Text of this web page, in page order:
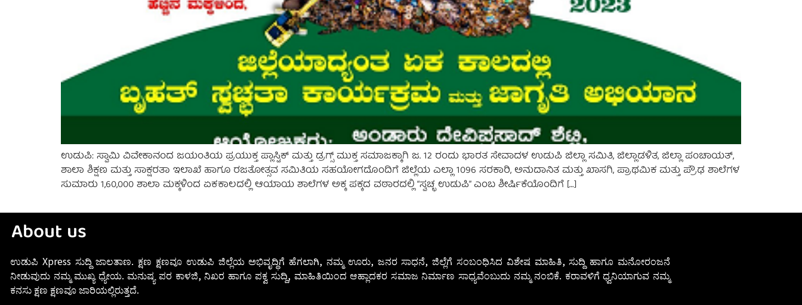
ಉಡುಪಿ: ಸ್ವಾಮಿ ವಿವೇಕಾನಂದ ಜಯಂತಿಯ ಪ್ರಯುಕ್ತ ಪ್ಲಾಸ್ಟಿಕ್ ಮತ್ತು ಡ್ರಗ್ಸ್ ಮುಕ್ತ ಸಮಾಜಕ್ಕಾಗಿ ಜ. 12 ರಂದು ಭಾರತ ಸೇವಾದಳ ಉಡುಪಿ ಜಿಲ್ಲಾ ಸಮಿತಿ, ಜಿಲ್ಲಾಡಳಿತ, ಜಿಲ್ಲಾ ಪಂಚಾಯತ್,
ಶಾಲಾ ಶಿಕ್ಷಣ ಮತ್ತು ಸಾಕ್ಷರತಾ ಇಲಾಖೆ ಹಾಗೂ ರಜತೋತ್ಸವ ಸಮಿತಿಯ ಸಹಯೋಗದೊಂದಿಗೆ ಜಿಲ್ಲೆಯ ಎಲ್ಲಾ 1096 ಸರಕಾರಿ, ಅನುದಾನಿತ ಮತ್ತು ಖಾಸಗಿ, ಪ್ರಾಥಮಿಕ ಮತ್ತು ಪ್ರೌಢ ಶಾಲೆಗಳ
ಸುಮಾರು 1,60,000 ಶಾಲಾ ಮಕ್ಕಳಿಂದ ಏಕಕಾಲದಲ್ಲಿ ಆಯಾಯ ಶಾಲೆಗಳ ಅಕ್ಕ ಪಕ್ಕದ ವಠಾರದಲ್ಲಿ “ಸ್ವಚ್ಛ ಉಡುಪಿ” ಎಂಬ ಶೀರ್ಷಿಕೆಯೊಂದಿಗೆ […]
About us
ಉಡುಪಿ Xpress ಸುದ್ದಿ ಜಾಲತಾಣ. ಕ್ಷಣ ಕ್ಷಣವೂ ಉಡುಪಿ ಜಿಲ್ಲೆಯ ಅಭಿವೃದ್ಧಿಗೆ ಹೆಗಲಾಗಿ, ನಮ್ಮ ಊರು, ಜನರ ಸಾಧನೆ, ಜಿಲ್ಲೆಗೆ ಸಂಬಂಧಿಸಿದ ವಿಶೇಷ ಮಾಹಿತಿ, ಸುದ್ದಿ ಹಾಗೂ ಮನೋರಂಜನೆ
ನೀಡುವುದು ನಮ್ಮ ಮುಖ್ಯ ಧ್ಯೇಯ. ಮನುಷ್ಯ ಪರ ಕಾಳಜಿ, ನಿಖರ ಹಾಗೂ ಪಕ್ವ ಸುದ್ದಿ, ಮಾಹಿತಿಯಿಂದ ಆಹ್ಲಾದಕರ ಸಮಾಜ ನಿರ್ಮಾಣ ಸಾಧ್ಯವೆಂಬುದು ನಮ್ಮ ನಂಬಿಕೆ. ಕರಾವಳಿಗೆ ಧ್ವನಿಯಾಗುವ ನಮ್ಮ
ಕನಸು ಕ್ಷಣ ಕ್ಷಣವೂ ಜಾರಿಯಲ್ಲಿರುತ್ತದೆ.